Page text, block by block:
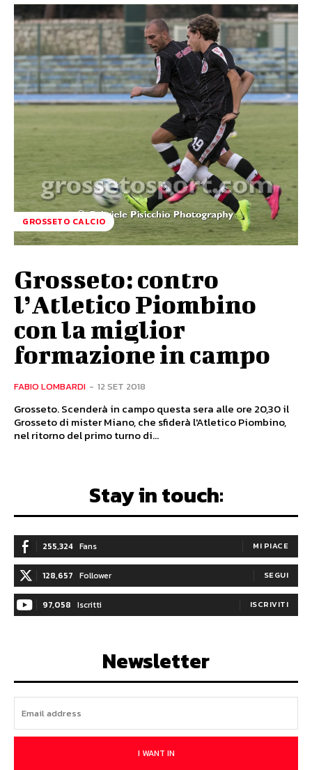
GROSSETO CALCIO
Grosseto: contro
l’Atletico Piombino
con la miglior
formazione in campo
FABIO LOMBARDI - 12 SET 2018
Grosseto. Scenderà in campo questa sera alle ore 20,30 il
Grosseto di mister Miano, che sfiderà l'Atletico Piombino,
nel ritorno del primo turno di...
Stay in touch:
255,324 Fans MI PIACE
128,657 Follower SEGUI
97,058 Iscritti ISCRIVITI
Newsletter
I WANT IN